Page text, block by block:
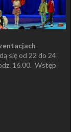
się od 22 do 24
16.00. Wstęp